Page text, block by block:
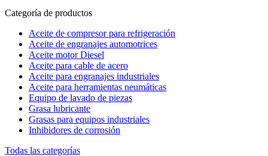
Categoría de productos
Aceite de compresor para refrigeración
Aceite de engranajes automotrices
Aceite motor Diesel
Aceite para cable de acero
Aceite para engranajes industriales
Aceite para herramientas neumáticas
Equipo de lavado de piezas
Grasa lubricante
Grasas para equipos industriales
Inhibidores de corrosión
Todas las categorías